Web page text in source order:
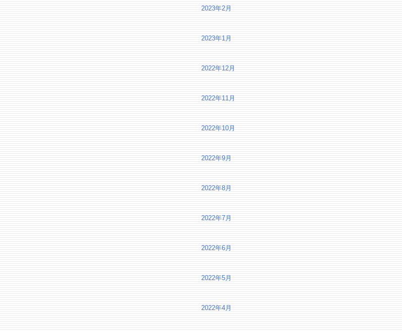
2023年2月
2023年1月
2022年12月
2022年11月
2022年10月
2022年9月
2022年8月
2022年7月
2022年6月
2022年5月
2022年4月